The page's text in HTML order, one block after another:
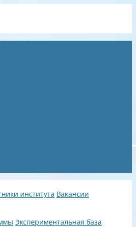
института Вакансии
Экспериментальная база